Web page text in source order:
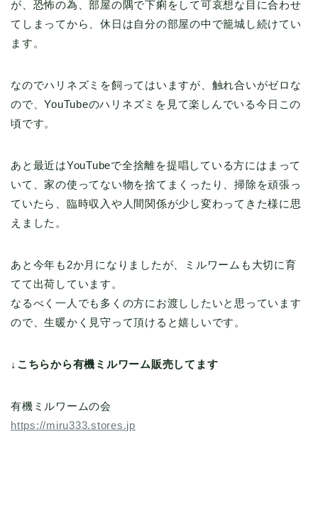
が、恐怖の為、部屋の隅で下痢をして可哀想な目に合わせ
てしまってから、休日は自分の部屋の中で籠城し続けてい
ます。
なのでハリネズミを飼ってはいますが、触れ合いがゼロな
ので、YouTubeのハリネズミを見て楽しんでいる今日この
頃です。
あと最近はYouTubeで全捨離を提唱している方にはまって
いて、家の使ってない物を捨てまくったり、掃除を頑張っ
ていたら、臨時収入や人間関係が少し変わってきた様に思
えました。
あと今年も2か月になりましたが、ミルワームも大切に育
てて出荷しています。
なるべく一人でも多くの方にお渡ししたいと思っています
ので、生暖かく見守って頂けると嬉しいです。
↓こちらから有機ミルワーム販売してます
有機ミルワームの会
https://miru333.stores.jp